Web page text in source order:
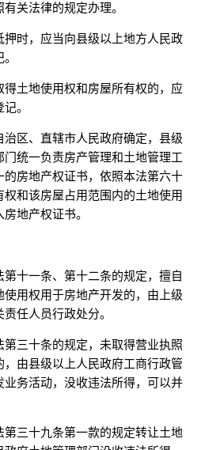
关法律的规定办理。
时，应当向县级以上地方人民政
得土地使用权和房屋所有权的，应
。
区、直辖市人民政府确定，县级
统一负责房产管理和土地管理工
房地产权证书，依照本法第六十
和该房屋占用范围内的土地使用
地产权证书。
十一条、第十二条的规定，擅自
用权用于房地产开发的，由上级
任人员行政处分。
三十条的规定，未取得营业执照
由县级以上人民政府工商行政管
务活动，没收违法所得，可以并
三十九条第一款的规定转让土地